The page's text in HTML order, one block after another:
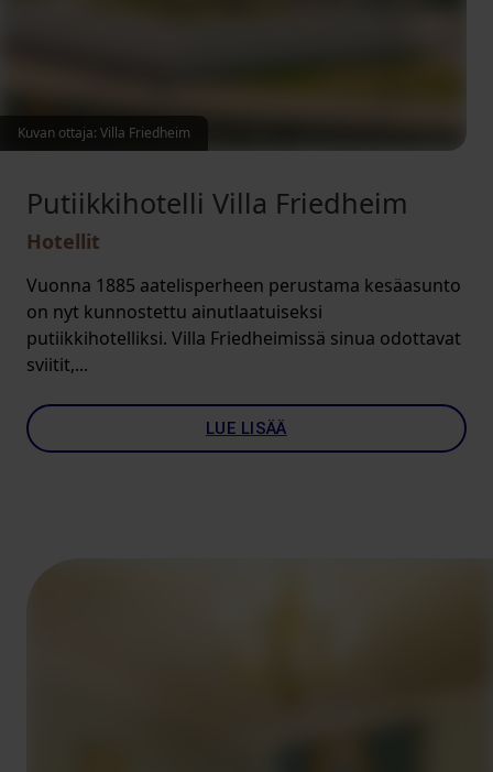
Putiikkihotelli Villa Friedheim
Hotellit
Vuonna 1885 aatelisperheen perustama kesäasunto
on nyt kunnostettu ainutlaatuiseksi
putiikkihotelliksi. Villa Friedheimissä sinua odottavat
sviitit,...
LUE LISÄÄ
Kuvan ottaja: Villa Friedheim